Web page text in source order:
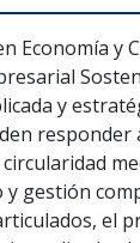
Economía y
y
responder
gestión
el